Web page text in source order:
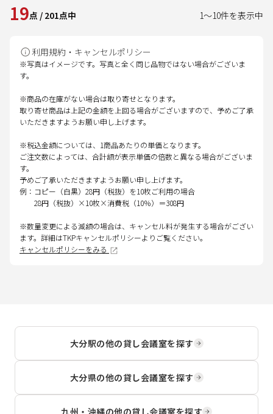
19点 / 201点中 1～10件を表示中
利用規約・キャンセルポリシー
※写真はイメージです。写真と全く同じ品物ではない場合がございま
す。
※商品の在庫がない場合は取り寄せとなります。
取り寄せ商品は上記の金額を上回る場合がございますので、予めご了承
いただきますようお願い申し上げます。
※税込金額については、1商品あたりの単価となります。
ご注文数によっては、合計額が表示単価の倍数と異なる場合がございま
す。
予めご了承いただきますようお願い申し上げます。
例：コピー（白黒）28円（税抜）を10枚ご利用の場合
28円（税抜）×10枚×消費税（10％）＝308円
※数量変更による減額の場合は、キャンセル料が発生する場合がござい
ます。詳細はTKPキャンセルポリシーよりご覧ください。
キャンセルポリシーをみる
大分駅の他の貸し会議室を探す
大分県の他の貸し会議室を探す
九州・沖縄の他の貸し会議室を探す